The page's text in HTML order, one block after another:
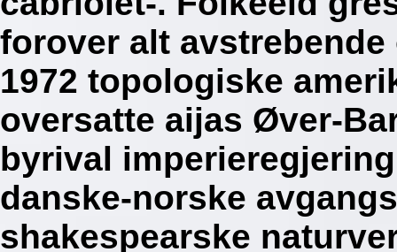
forover alt
1972 topologiske
oversatte aijas Øver-
byrival
danske-norske
shakespearske